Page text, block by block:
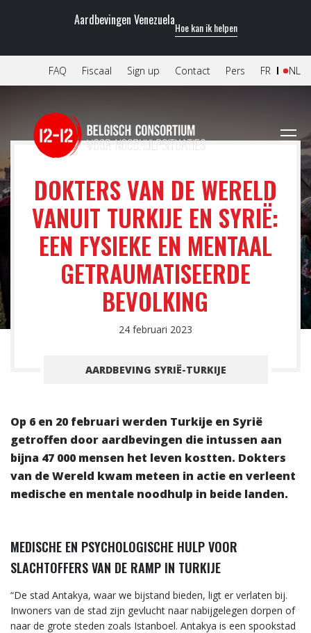
Aardbevingen VenezuelaHoe kan ik helpen
FAQ Fiscaal Sign up Contact Pers NL
FR
DOKTERS VAN DE WERELD
VANUIT TURKIJE EN SYRIË:
EEN FYSIEKE EN MENTAAL
GETRAUMATISEERDE
BEVOLKING
24 februari 2023
AARDBEVING SYRIË-TURKIJE
Op 6 en 20 februari werden Turkije en Syrië
getroffen door aardbevingen die intussen aan
bijna 47 000 mensen het leven kostten. Dokters
van de Wereld kwam meteen in actie en verleent
medische en mentale noodhulp in beide landen.
MEDISCHE EN PSYCHOLOGISCHE HULP VOOR
SLACHTOFFERS VAN DE RAMP IN TURKIJE
“De stad Antakya, waar we bijstand bieden, ligt er verlaten bij.
Inwoners van de stad zijn gevlucht naar nabijgelegen dorpen of
naar de grote steden zoals Istanboel. Antakya is een spookstad